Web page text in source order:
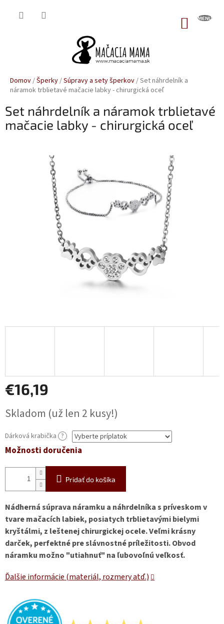
Domov/Šperky/Súpravy a sety šperkov/Set náhrdelník a
náramok trblietavé mačacie labky - chirurgická oceľ
Set náhrdelník a náramok trblietavé
mačacie labky - chirurgická oceľ
€16,19
cena:
Skladom (už len 2 kusy!)
Dárková krabička ?
Možnosti doručenia
Pridať do košíka
Nádherná súprava náramku a náhrdelníka s príveskom v
tvare mačacích labiek, posiatych trblietavými bielymi
kryštálmi, z leštenej chirurgickej ocele. Veľmi krásny
darček, perfektné pre slávnostné príležitosti. Obvod
náramku možno "utiahnuť" na ľubovoľnú veľkosť.
Ďalšie informácie (materiál, rozmery atď.)